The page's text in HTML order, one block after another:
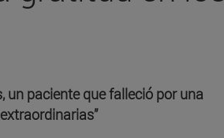
paciente que falleció por una